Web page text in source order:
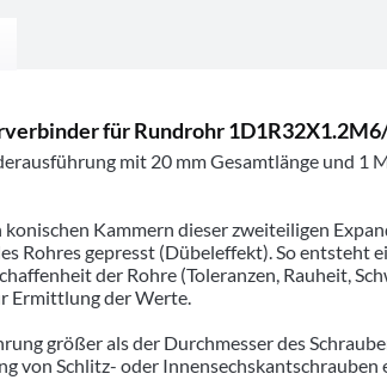
für Rundrohr
mit 20 mm Gesamtlänge und
Kammern dieser zweiteiligen
Rohres gepresst (Dübeleffekt). So entsteht
der Rohre (Toleranzen, Rauheit,
Ermittlung der Werte.
größer als der Durchmesser des
von Schlitz- oder